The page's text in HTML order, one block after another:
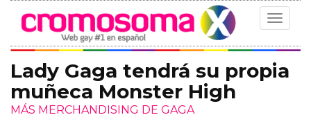
Toggle
Lady Gaga tendrá su propia
muñeca Monster High
MÁS MERCHANDISING DE GAGA